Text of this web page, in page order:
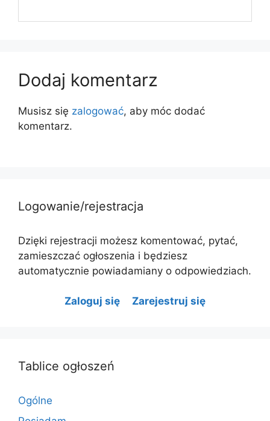
Dodaj komentarz
Musisz się zalogować, aby móc dodać
komentarz.
Logowanie/rejestracja
Dzięki rejestracji możesz komentować, pytać,
zamieszczać ogłoszenia i będziesz
automatycznie powiadamiany o odpowiedziach.
Zaloguj się Zarejestruj się
Tablice ogłoszeń
Ogólne